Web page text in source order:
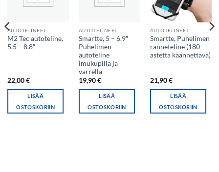
AUTOTELINEET
M2 Tec autoteline,
5.5 – 8.8″
22,00€
LISÄÄ
OSTOSKORIIN
AUTOTELINEET
Smartte, 5 – 6.9″
Puhelimen
autoteline
imukupilla ja
varrella
19,90€
LISÄÄ
OSTOSKORIIN
AUTOTELINEET
Smartte, Puhelimen
ranneteline (180
astetta käännettävä)
21,90€
LISÄÄ
OSTOSKORIIN